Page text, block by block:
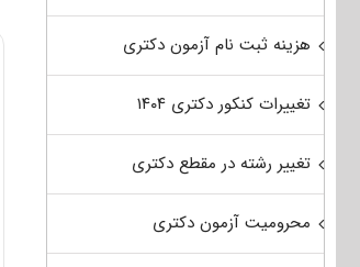
هزینه ثبت نام آزمون دکتری
تغییرات کنکور دکتری ۱۴۰۴
تغییر رشته در مقطع دکتری
محرومیت آزمون دکتری